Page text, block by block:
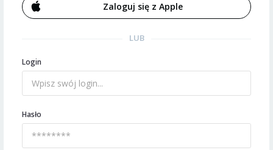
Zaloguj się z Apple
LUB
Login
Hasło